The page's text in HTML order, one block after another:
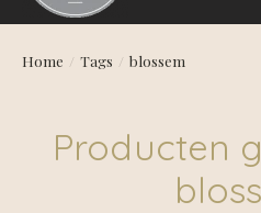
Home / Tags / blossem
Producten